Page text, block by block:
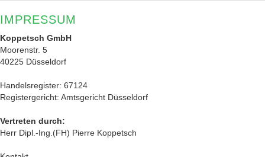
IMPRESSUM
Koppetsch GmbH
Moorenstr. 5
40225 Düsseldorf
Handelsregister: 67124
Registergericht: Amtsgericht Düsseldorf
Vertreten durch:
Herr Dipl.-Ing.(FH) Pierre Koppetsch